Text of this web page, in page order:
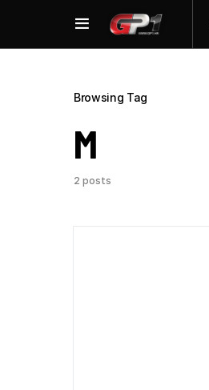
Browsing Tag
M
2 posts